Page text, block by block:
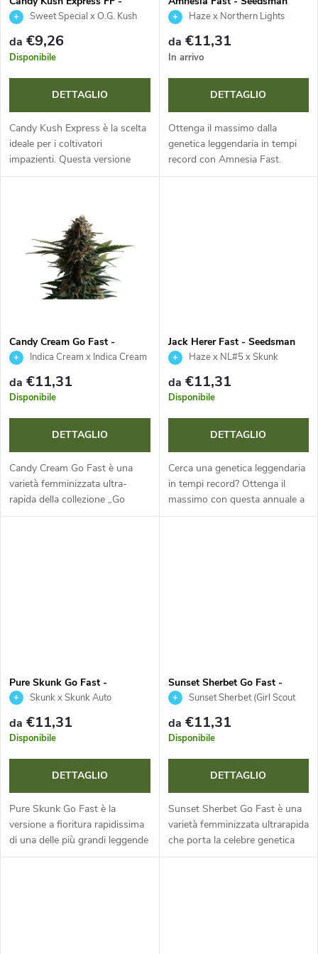
m
e
n
t
o
r
o
d
t
t
o
d
i
p
t
t
i
Royal Queen Seeds
Sweet Special x O.G. Kush
da €9,26
Disponibile
DETTAGLIO
Candy Kush Express è la scelta
ideale per i coltivatori
impazienti. Questa versione
Fast a dominanza indica e con
Haze x Northern Lights
da €11,31
In arrivo
DETTAGLIO
Ottenga il massimo dalla
genetica leggendaria in tempi
record con Amnesia Fast.
Questa annuale fotoperiodica a
Candy Cream Go Fast -
Kannabia Seed Company
Indica Cream x Indica Cream
da €11,31
Disponibile
DETTAGLIO
Candy Cream Go Fast è una
varietà femminizzata ultra-
rapida della collezione „Go
Fast“, che riduce il tempo di
Jack Herer Fast - Seedsman
Haze x NL#5 x Skunk
da €11,31
Disponibile
DETTAGLIO
Cerca una genetica leggendaria
in tempi record? Ottenga il
massimo con questa annuale a
dominanza sativa, che si
Pure Skunk Go Fast -
Kannabia Seed Company
Skunk x Skunk Auto
da €11,31
Disponibile
DETTAGLIO
Pure Skunk Go Fast è la
versione a fioritura rapidissima
di una delle più grandi leggende
della storia della cannabis.
Sunset Sherbet Go Fast -
Kannabia Seed Company
Sunset Sherbet (Girl Scout
Cookies x Pink Panties) x OG Kush
Auto
da €11,31
Disponibile
DETTAGLIO
Sunset Sherbet Go Fast è una
varietà femminizzata ultrarapida
che porta la celebre genetica
californiana nel Suo giardino in